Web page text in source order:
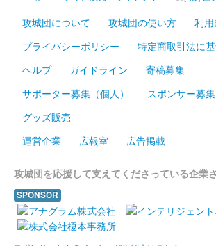
2024年12月21、22日に開催されたお城EXPO
シロボッツブースにて販売された御城印。
姫路城 御城印
姫路城 御城印 鏡花水月版
配布終了
攻城団について 攻城団の使い方
利
プライバシーポリシー
特定商取引法に
ヘルプ
ガイドライン
寄稿募集
サポーター募集（個人）
スポンサー募集
グッズ販売
運営企業
広報室 広告掲載
攻城団を応援して支えてくださっている企業
SPONSOR